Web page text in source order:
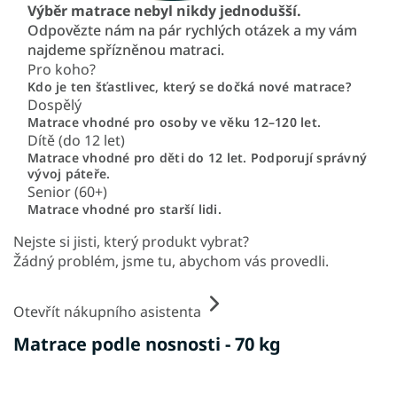
Matrace podle nosnosti - 70 kg
Výběr matrace nebyl nikdy jednodušší.
Odpovězte nám na pár rychlých otázek a my vám
najdeme spřízněnou matraci.
Pro koho?
Kdo je ten šťastlivec, který se dočká nové matrace?
Dospělý
Matrace vhodné pro osoby ve věku 12–120 let.
Dítě (do 12 let)
Matrace vhodné pro děti do 12 let. Podporují správný
vývoj páteře.
Senior (60+)
Matrace vhodné pro starší lidi.
Nejste si jisti, který produkt vybrat?
Žádný problém, jsme tu, abychom vás provedli.
Otevřít nákupního asistenta